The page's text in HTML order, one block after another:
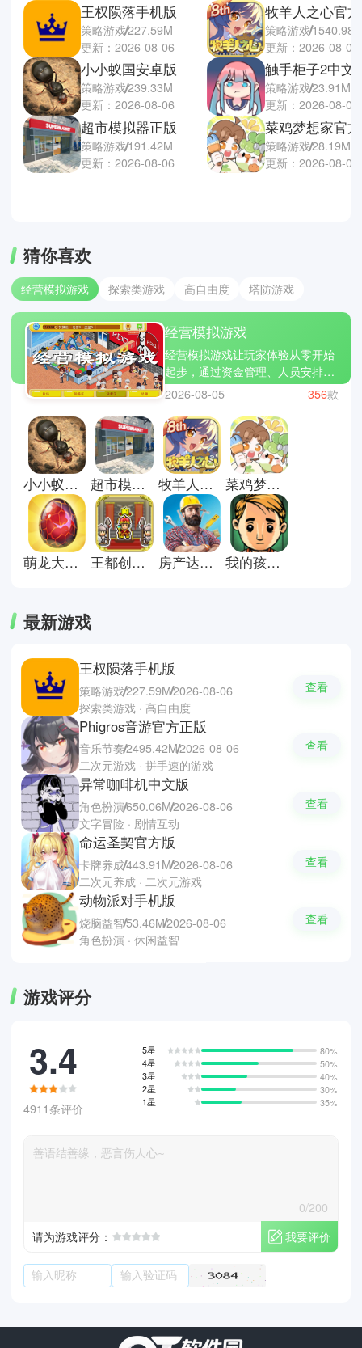
王权陨落手机版
策略游戏227.59M
更新：2026-08-06
小小蚁国安卓版
策略游戏239.33M
更新：2026-08-06
超市模拟器正版
策略游戏191.42M
更新：2026-08-06
牧羊人之心官
策略游戏
更新：2026-08-06
触手柜子2中文
策略游戏23.91M
更新：2026-08-06
菜鸡梦想家官
策略游戏28.19M
更新：2026-08-06
猜你喜欢
经营模拟游戏 探索类游戏 高自由度 塔防游戏
经营模拟游戏
经营模拟游戏让玩家体验从零开始
起步，通过资金管理、人员安排、
生产链规划等等，逐渐走向人生巅
峰的成就。游戏普遍考验你的逻辑
与决策能力，在合适的时间就选择
出手扩张、在资金紧绷的找到新的
出路等等，让你经营的店铺、城市
或是其他走向更好的发展。星露谷
物语、心动小镇、疯狂手机大亨等
等更是经营模拟游戏中的佼佼者，
策略性与应变能力拉满，让你享受
从零到一的成长乐趣。
2026-08-05 356款
小小蚁国安卓版 超市模拟器正版 牧羊人之心官方正版 菜鸡梦想家官方正版
萌龙大乱斗手机版 王都创世物语官方版 房产达人2手机版 我的孩子生命之源官方正版
最新游戏
王权陨落手机版
策略游戏227.59M2026-08-06
探索类游戏 · 高自由度
查看
Phigros音游官方正版
音乐节奏2495.42M2026-08-06
二次元游戏 · 拼手速的游戏
查看
异常咖啡机中文版
角色扮演650.06M2026-08-06
文字冒险 · 剧情互动
查看
命运圣契官方版
卡牌养成443.91M2026-08-06
二次元养成 · 二次元游戏
查看
动物派对手机版
烧脑益智53.46M2026-08-06
角色扮演 · 休闲益智
查看
游戏评分
3.4
4911条评价
5星
80%
4星
50%
3星
40%
2星
30%
1星
35%
0/200
请为游戏评分：
我要评价